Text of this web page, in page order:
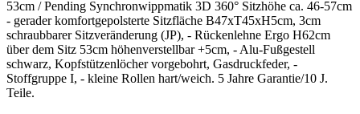
53cm / Pending Synchronwippmatik 3D 360° Sitzhöhe ca. 46-57cm
- gerader komfortgepolsterte Sitzfläche B47xT45xH5cm, 3cm
schraubbarer Sitzveränderung (JP), - Rückenlehne Ergo H62cm
über dem Sitz 53cm höhenverstellbar +5cm, - Alu-Fußgestell
schwarz, Kopfstützenlöcher vorgebohrt, Gasdruckfeder, -
Stoffgruppe I, - kleine Rollen hart/weich. 5 Jahre Garantie/10 J.
Teile.